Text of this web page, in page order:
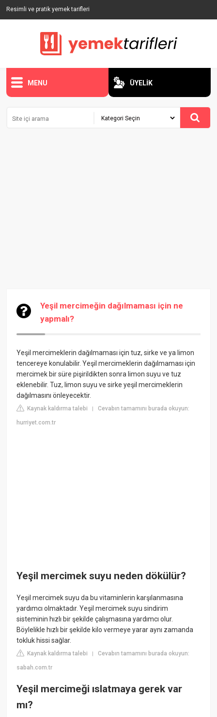
Resimli ve pratik yemek tarifleri
MENU ÜYELİK
Yeşil mercimeğin dağılmaması için ne
yapmalı?
Yeşil mercimeklerin dağılmaması için tuz, sirke ve ya limon
tencereye konulabilir. Yeşil mercimeklerin dağılmaması için
mercimek bir süre pişirildikten sonra limon suyu ve tuz
eklenebilir. Tuz, limon suyu ve sirke yeşil mercimeklerin
dağılmasını önleyecektir.
Kaynak kaldırma talebi |Cevabın tamamını burada okuyun:
hurriyet.com.tr
Yeşil mercimek suyu neden dökülür?
Yeşil mercimek suyu da bu vitaminlerin karşılanmasına
yardımcı olmaktadır. Yeşil mercimek suyu sindirim
sisteminin hızlı bir şekilde çalışmasına yardımcı olur.
Böylelikle hızlı bir şekilde kilo vermeye yarar aynı zamanda
tokluk hissi sağlar.
Kaynak kaldırma talebi |Cevabın tamamını burada okuyun:
sabah.com.tr
Yeşil mercimeği ıslatmaya gerek var
mı?